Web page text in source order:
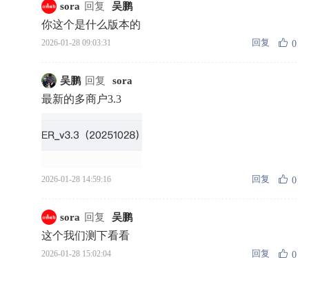
sora 回复 吴鹏
你这个是什么版本的
2026-01-28 09:03:31 回复 0
吴鹏 回复 sora
最新的多商户3.3
2026-01-28 14:59:16 回复 0
sora 回复 吴鹏
这个我们测下看看
2026-01-28 15:02:04 回复 0